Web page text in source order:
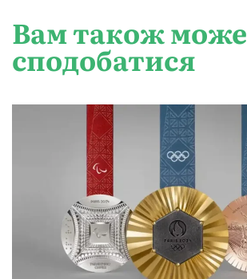
Вам також може
сподобатися